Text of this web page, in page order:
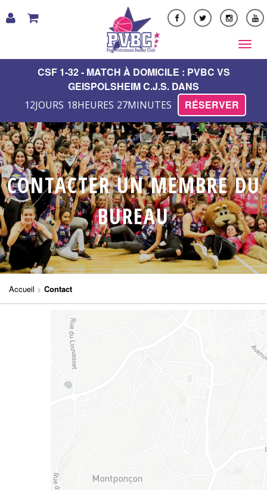
LE CLUB
FORMATION
NOS ÉQUIPES
PARTENAIRES
MULTIMÉDIA
BOUTIQUE
PVBC ACADEMY
VIE DU CLUB
CONTACT
CSF 1-32 - MATCH À DOMICILE : PVBC VS
GEISPOLSHEIM C.J.S. DANS
12JOURS 18HEURES 27MINUTES RÉSERVER
CONTACTER UN MEMBRE DU
BUREAU
Accueil > Contact